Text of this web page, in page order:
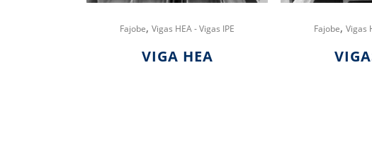
Fajobe,Vigas HEA - Vigas IPE
VIGA HEA
Fajobe,Vigas